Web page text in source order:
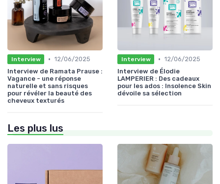
Interview • 12/06/2025
Interview de Ramata Prause :
Vagance - une réponse
naturelle et sans risques
pour révéler la beauté des
cheveux texturés
Interview • 12/06/2025
Interview de Élodie
LAMPERIER : Des cadeaux
pour les ados : Insolence Skin
dévoile sa sélection
Les plus lus